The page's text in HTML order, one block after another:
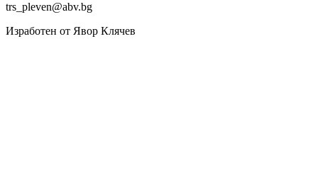
trs_pleven@abv.bg
Изработен от Явор Клячев